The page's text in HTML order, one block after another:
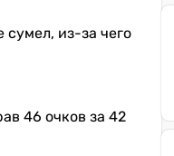
из-за чего
46 очков за 42